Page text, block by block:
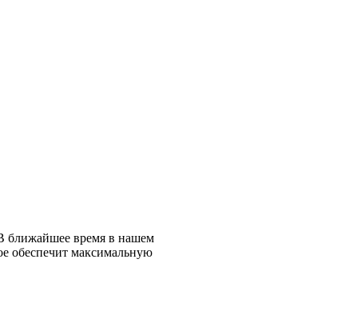
ближайшее время в нашем
обеспечит максимальную